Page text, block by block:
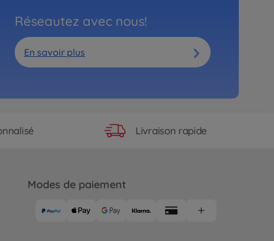
Réseautez avec nous!
En savoir plus
Livraison rapide
Modes de paiement